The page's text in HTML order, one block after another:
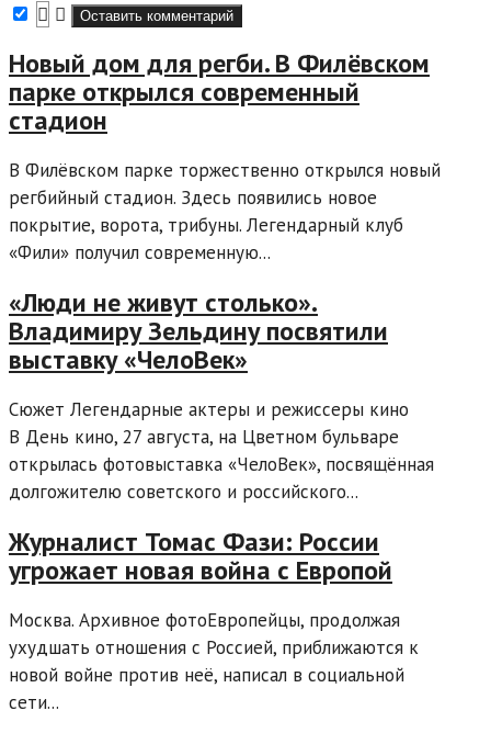
Новый дом для регби. В Филёвском
парке открылся современный
стадион
В Филёвском парке торжественно открылся новый
регбийный стадион. Здесь появились новое
покрытие, ворота, трибуны. Легендарный клуб
«Фили» получил современную...
«Люди не живут столько».
Владимиру Зельдину посвятили
выставку «ЧелоВек»
Сюжет Легендарные актеры и режиссеры кино
В День кино, 27 августа, на Цветном бульваре
открылась фотовыставка «ЧелоВек», посвящённая
долгожителю советского и российского...
Журналист Томас Фази: России
угрожает новая война с Европой
Москва. Архивное фотоЕвропейцы, продолжая
ухудшать отношения с Россией, приближаются к
новой войне против неё, написал в социальной
сети...